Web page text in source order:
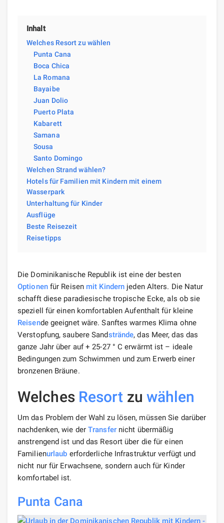
Inhalt
Welches Resort zu wählen
Punta Cana
Boca Chica
La Romana
Bayaibe
Juan Dolio
Puerto Plata
Kabarett
Samana
Sousa
Santo Domingo
Welchen Strand wählen?
Hotels für Familien mit Kindern mit einem
Wasserpark
Unterhaltung für Kinder
Ausflüge
Beste Reisezeit
Reisetipps
Die Dominikanische Republik ist eine der besten
Optionenfür Reisen mit Kindern jeden Alters. Die Natur
schafft diese paradiesische tropische Ecke, als ob sie
speziell für einen komfortablen Aufenthalt für kleine
Reisende geeignet wäre. Sanftes warmes Klima ohne
Verstopfung, saubere Sandstrände, das Meer, das das
ganze Jahr über auf + 25-27 ° C erwärmt ist – ideale
Bedingungen zum Schwimmen und zum Erwerb einer
bronzenen Bräune.
Welches Resort zu wählen
Um das Problem der Wahl zu lösen, müssen Sie darüber
nachdenken, wie der Transfernicht übermäßig
anstrengend ist und das Resort über die für einen
Familienurlaub erforderliche Infrastruktur verfügt und
nicht nur für Erwachsene, sondern auch für Kinder
komfortabel ist.
Punta Cana